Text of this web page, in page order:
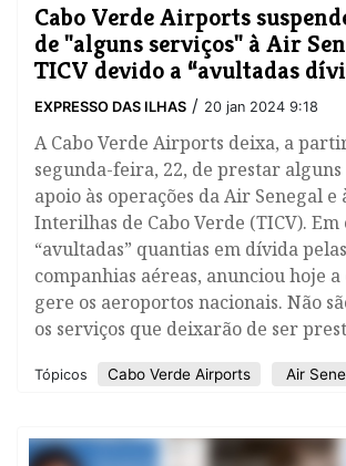
​Cabo Verde Airports
de "alguns serviços" à Air
TICV devido a “avultadas
EXPRESSO DAS ILHAS / 20 jan 2024 9:18
A Cabo Verde Airports deixa, a
segunda-feira, 22, de prestar alguns
apoio às operações da Air Senegal e
Interilhas de Cabo Verde (TICV). Em
“avultadas” quantias em dívida
companhias aéreas, anunciou hoje
gere os aeroportos nacionais. Não
os serviços que deixarão de ser
Tópicos ​Cabo Verde Airports Air